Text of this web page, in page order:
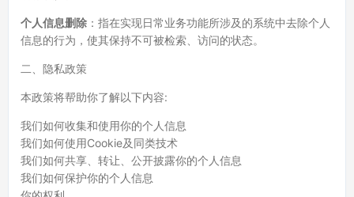
个人信息删除 ：指在实现日常业务功能所涉及的系统中去除个人
信息的行为，使其保持不可被检索、访问的状态。
二、隐私政策
本政策将帮助你了解以下内容:
我们如何收集和使用你的个人信息
我们如何使用Cookie及同类技术
我们如何共享、转让、公开披露你的个人信息
我们如何保护你的个人信息